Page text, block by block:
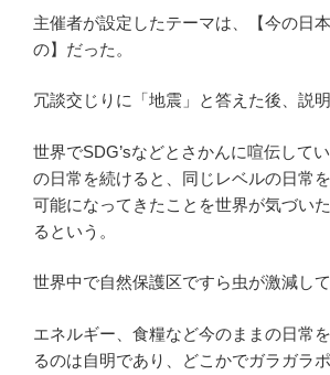
主催者が設定したテーマは、【今の日
の】だった。
冗談交じりに「地震」と答えた後、説明
世界でSDG’sなどとさかんに喧伝して
の日常を続けると、同じレベルの日常
可能になってきたことを世界が気づい
るという。
世界中で自然保護区ですら虫が激減して
エネルギー、食糧など今のままの日常
るのは自明であり、どこかでガラガラ